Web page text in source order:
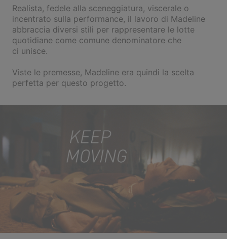
Realista, fedele alla sceneggiatura, viscerale o
incentrato sulla performance, il lavoro di Madeline
abbraccia diversi stili per rappresentare le lotte
quotidiane come comune denominatore che
ci unisce.
Viste le premesse, Madeline era quindi la scelta
perfetta per questo progetto.